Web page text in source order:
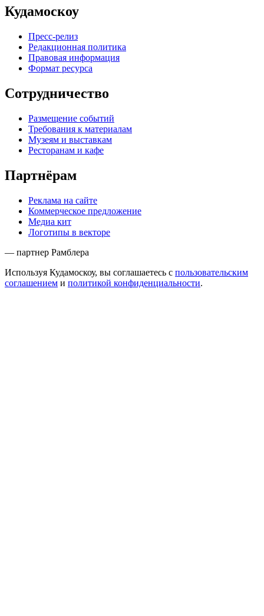
Кудамоскоу
Пресс-релиз
Редакционная политика
Правовая информация
Формат ресурса
Сотрудничество
Размещение событий
Требования к материалам
Музеям и выставкам
Ресторанам и кафе
Партнёрам
Реклама на сайте
Коммерческое предложение
Медиа кит
Логотипы в векторе
— партнер Рамблера
Используя Кудамоскоу, вы соглашаетесь с пользовательским
соглашением и политикой конфиденциальности.